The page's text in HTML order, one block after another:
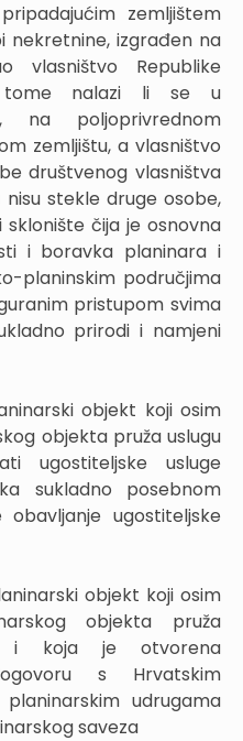
zemljištem
nekretnine, izgrađen na
vlasništvo Republike
tome nalazi li se u
na poljoprivrednom
zemljištu, a vlasništvo
društvenog vlasništva
stekle druge osobe,
čija je osnovna
i boravka planinara i
planinskim područjima
pristupom svima
prirodi i namjeni
objekt koji osim
objekta pruža uslugu
ugostiteljske usluge
sukladno posebnom
ugostiteljske
objekt koji osim
objekta pruža
i koja je otvorena
s Hrvatskim
udrugama
saveza